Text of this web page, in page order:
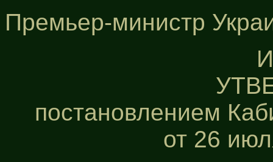
Премьер-министр
постановлением
от 26